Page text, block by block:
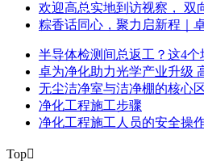
欢迎高总实地到访视察， 双
粽香话同心，聚力启新程｜
半导体检测间总返工？这4个
卓为净化助力光学产业升级
无尘洁净室与洁净棚的核心
净化工程施工步骤
净化工程施工人员的安全操
Top